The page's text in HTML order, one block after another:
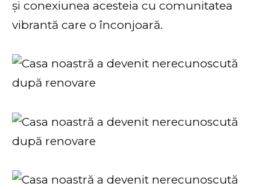
și conexiunea acesteia cu comunitatea
vibrantă care o înconjoară.